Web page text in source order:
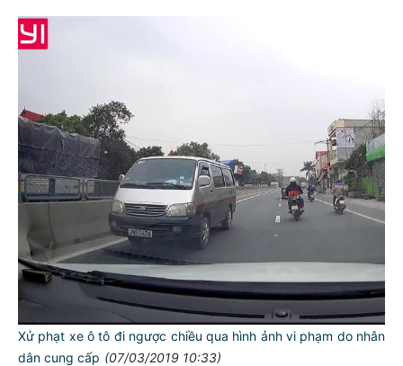
Xử phạt xe ô tô đi ngược chiều qua hình ảnh vi phạm do nhân
dân cung cấp (07/03/2019 10:33)